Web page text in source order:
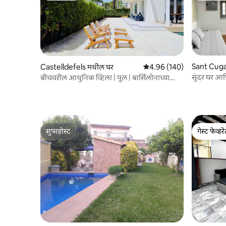
Castelldefels मधील घर 5 पैकी 4.96 सरासरी रेटिंग,
4.96 (140)
बीचवरील आधुनिक व्हिला | पूल | बार्सिलोनाच्या
Sant
र
सुंदर घर
सुपरहोस्ट
सुपरहोस्ट
गेस्ट
गेस्ट